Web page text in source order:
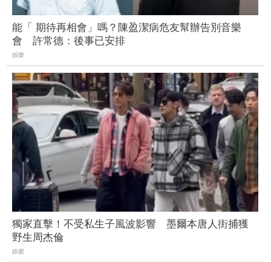
能「 期待再相會」嗎？陳盈潔病危友幫辦告別音樂
會 許常德：後事已安排
娛樂
獨家直擊！不受私生子風波影響 墨爾本唐人街捕獲
野生周杰倫
娛樂